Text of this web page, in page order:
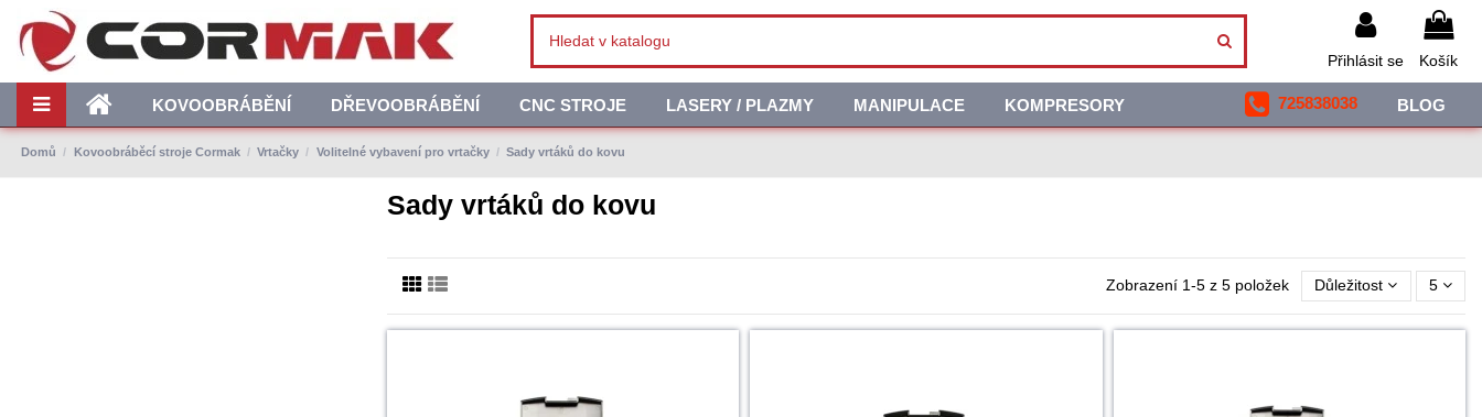
Přihlásit se Košík
KOVOOBRÁBĚNÍ DŘEVOOBRÁBĚNÍ CNC STROJE LASERY / PLAZMY MANIPULACE KOMPRESORY BLOG
725838038
Domů Kovoobráběcí stroje Cormak Vrtačky Volitelné vybavení pro vrtačky Sady vrtáků do kovu
Sady vrtáků do kovu
Zobrazení 1-5 z 5 položek Důležitost 5